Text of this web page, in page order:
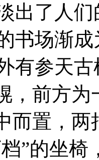
出了人
书场渐
有参天
，前方
而置，
”的坐